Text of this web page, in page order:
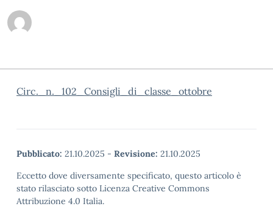
Circ._n._102_Consigli_di_classe_ottobre
Pubblicato: 21.10.2025 - Revisione: 21.10.2025
Eccetto dove diversamente specificato, questo articolo è
stato rilasciato sotto Licenza Creative Commons
Attribuzione 4.0 Italia.